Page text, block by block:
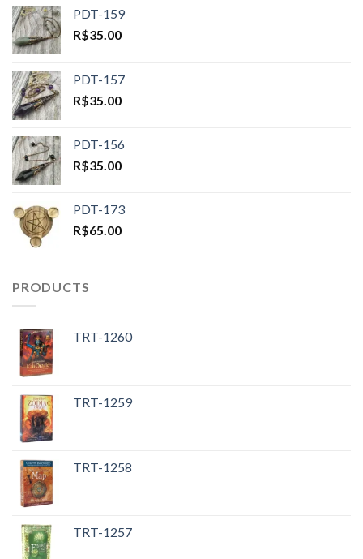
PDT-159
R$35.00
PDT-157
R$35.00
PDT-156
R$35.00
PDT-173
R$65.00
PRODUCTS
TRT-1260
TRT-1259
TRT-1258
TRT-1257